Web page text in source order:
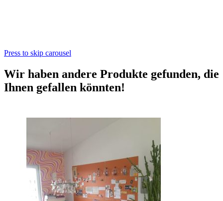
Press to skip carousel
Wir haben andere Produkte gefunden, die
Ihnen gefallen könnten!